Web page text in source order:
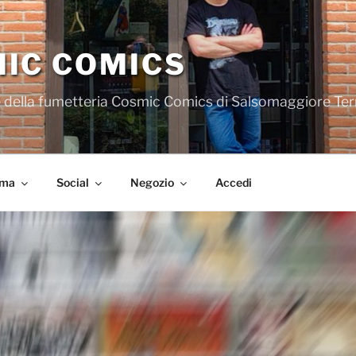
COMICS
fumetteria Cosmic Comics di Salsomaggiore
Social Negozio Accedi